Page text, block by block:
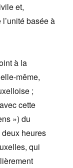
et,
basée à
à la
même,
;
cette
») du
heures
qui